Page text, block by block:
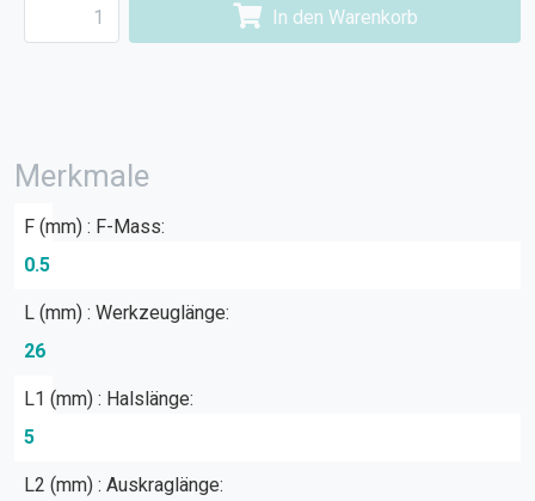
In den Warenkorb
Merkmale
F (mm) : F-Mass:
0.5
L (mm) : Werkzeuglänge:
26
L1 (mm) : Halslänge:
5
L2 (mm) : Auskraglänge: